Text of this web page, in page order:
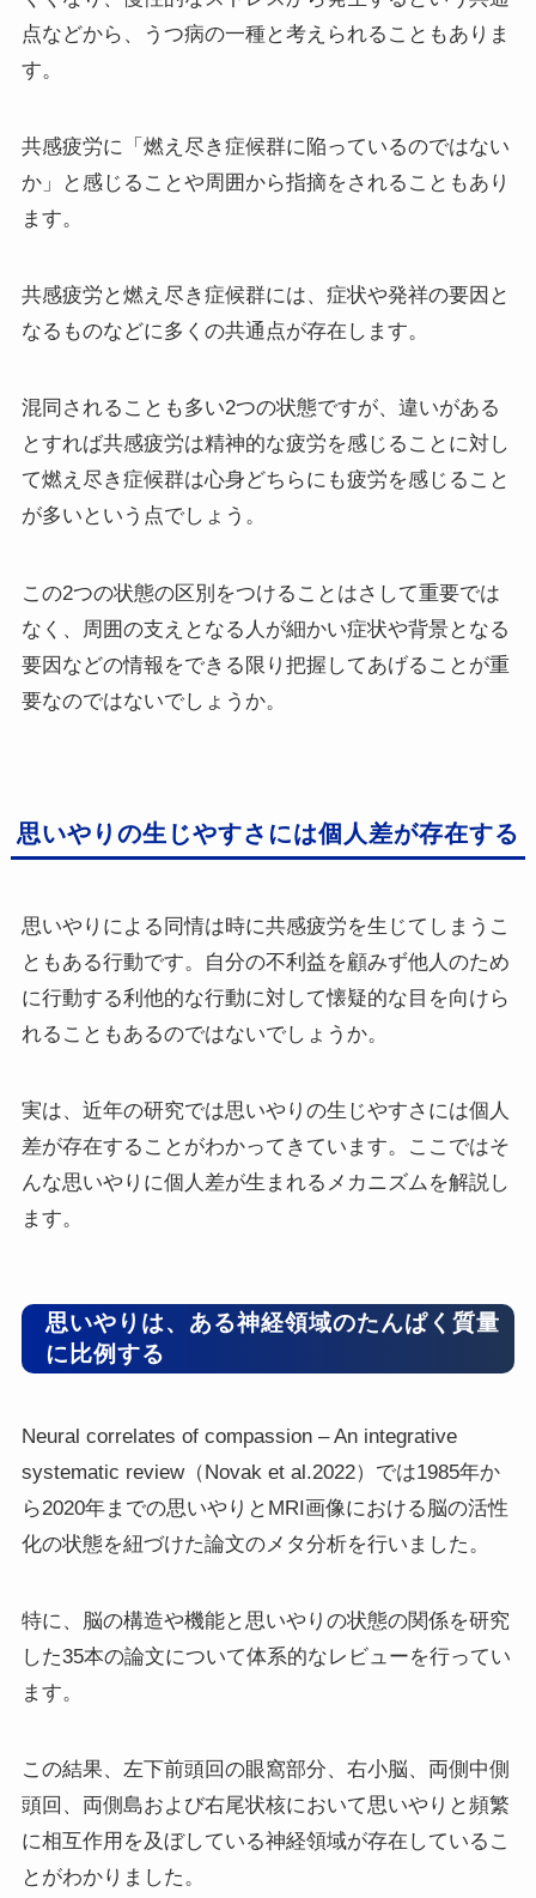
点などから、うつ病の一種と考えられることもありま
す。
共感疲労に「燃え尽き症候群に陥っているのではない
か」と感じることや周囲から指摘をされることもあり
ます。
共感疲労と燃え尽き症候群には、症状や発祥の要因と
なるものなどに多くの共通点が存在します。
混同されることも多い2つの状態ですが、違いがある
とすれば共感疲労は精神的な疲労を感じることに対し
て燃え尽き症候群は心身どちらにも疲労を感じること
が多いという点でしょう。
この2つの状態の区別をつけることはさして重要では
なく、周囲の支えとなる人が細かい症状や背景となる
要因などの情報をできる限り把握してあげることが重
要なのではないでしょうか。
思いやりの生じやすさには個人差が存在する
思いやりによる同情は時に共感疲労を生じてしまうこ
ともある行動です。自分の不利益を顧みず他人のため
に行動する利他的な行動に対して懐疑的な目を向けら
れることもあるのではないでしょうか。
実は、近年の研究では思いやりの生じやすさには個人
差が存在することがわかってきています。ここではそ
んな思いやりに個人差が生まれるメカニズムを解説し
ます。
思いやりは、ある神経領域のたんぱく質量
に比例する
Neural correlates of compassion – An integrative
systematic review（Novak et al.2022）では1985年か
ら2020年までの思いやりとMRI画像における脳の活性
化の状態を紐づけた論文のメタ分析を行いました。
特に、脳の構造や機能と思いやりの状態の関係を研究
した35本の論文について体系的なレビューを行ってい
ます。
この結果、左下前頭回の眼窩部分、右小脳、両側中側
頭回、両側島および右尾状核において思いやりと頻繁
に相互作用を及ぼしている神経領域が存在しているこ
とがわかりました。